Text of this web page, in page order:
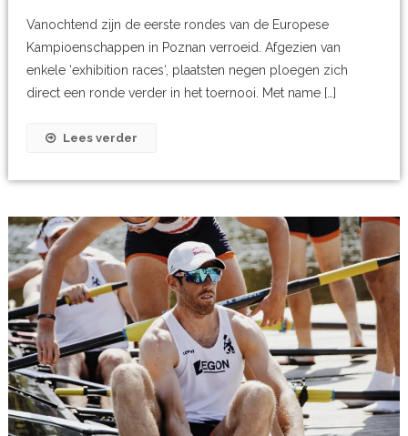
Vanochtend zijn de eerste rondes van de Europese
Kampioenschappen in Poznan verroeid. Afgezien van
enkele ‘exhibition races‘, plaatsten negen ploegen zich
direct een ronde verder in het toernooi. Met name […]
Lees verder